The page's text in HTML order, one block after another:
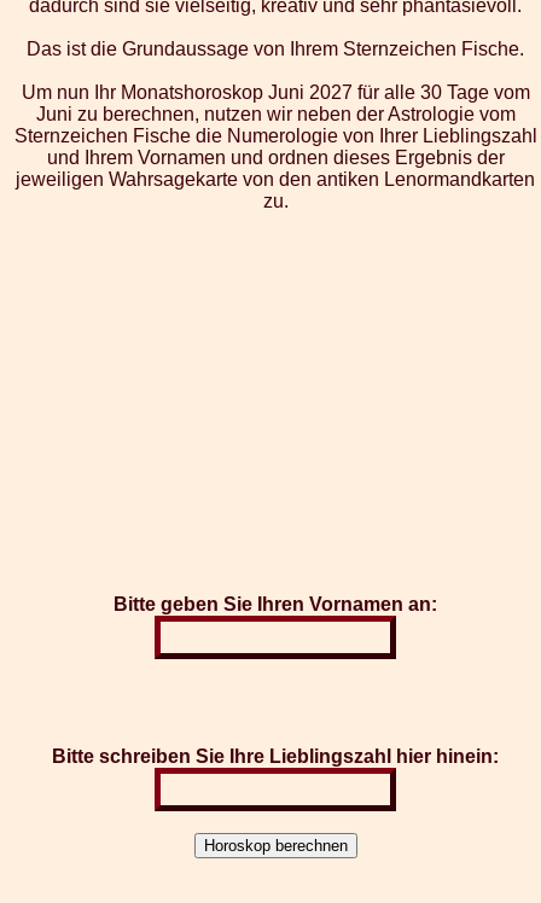
dadurch sind sie vielseitig, kreativ und sehr phantasievoll.
Das ist die Grundaussage von Ihrem Sternzeichen Fische.
Um nun Ihr Monatshoroskop Juni 2027 für alle 30 Tage vom
Juni zu berechnen, nutzen wir neben der Astrologie vom
Sternzeichen Fische die Numerologie von Ihrer Lieblingszahl
und Ihrem Vornamen und ordnen dieses Ergebnis der
jeweiligen Wahrsagekarte von den antiken Lenormandkarten
zu.
Bitte geben Sie Ihren Vornamen an:
Bitte schreiben Sie Ihre Lieblingszahl hier hinein: